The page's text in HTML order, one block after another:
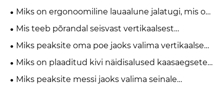
Miks on ergonoomiline lauaalune jalatugi, mis on
tänapäevase kontorimugavuse jaoks hädavajalik?
Mis teeb põrandal seisvast vertikaalsest
väljapanekualusest kõige tõhusama lahenduse
kaasaegsetele jae- ja näitusepindadele
Miks peaksite oma poe jaoks valima vertikaalse
metallvooderdusega keraamilise vitriinriiuli?
Miks on plaaditud kivi näidisalused kaasaegsete
müügisaalide jaoks hädavajalikud?
Miks peaksite messi jaoks valima seinale